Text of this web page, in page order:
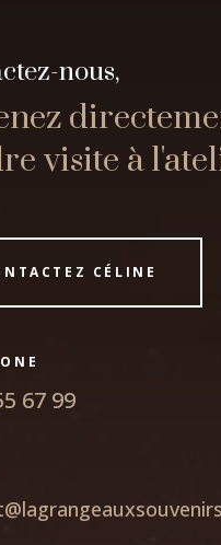
nous,
visite à
CÉLINE
67 99